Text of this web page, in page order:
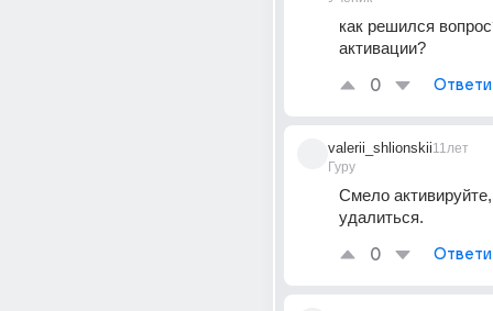
как решился
активации?
0
valerii_shlionskii
Гуру
11лет
Смело
удалиться.
0